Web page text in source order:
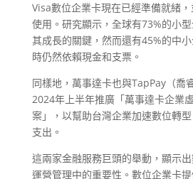
Visa數位企業卡現在已經準備就緒
使用。研究顯示，全球有73%的小
其成長的關鍵，然而還有45%的中
時仍然依賴現金和支票。
同樣地，萬事達卡也與TapPay（喬
2024年上半年推廣「萬事達卡企業
案」，以幫助台灣企業加速數位轉
支出。
這兩家金融服務巨頭的舉動，顯示
運營管理中的重要性。數位企業卡